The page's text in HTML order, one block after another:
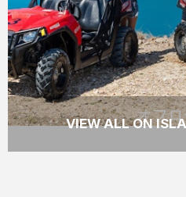
オフ
みくだ
READ
VIEW ALL ON